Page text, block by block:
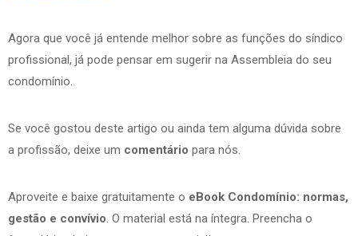
Agora que você já entende melhor sobre as funções do síndico
profissional, já pode pensar em sugerir na Assembleia do seu
condomínio.
Se você gostou deste artigo ou ainda tem alguma dúvida sobre
a profissão, deixe um comentário para nós.
Aproveite e baixe gratuitamente o eBook Condomínio: normas,
gestão e convívio. O material está na íntegra. Preencha o